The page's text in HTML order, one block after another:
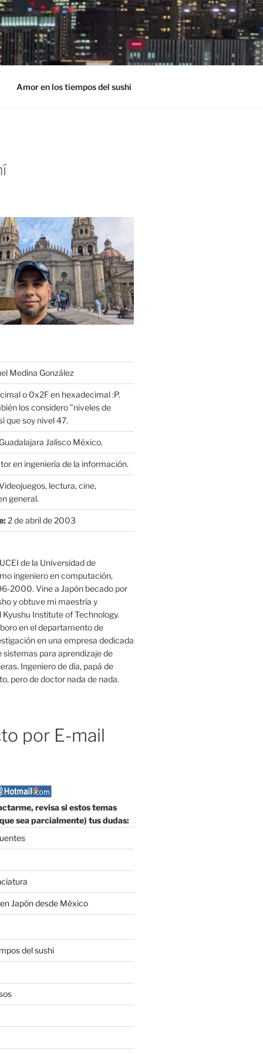
Amor en los tiempos del sushi
Medina González
o 0x2F en hexadecimal :P.
los considero "niveles de
que soy nivel 47.
Jalisco México.
en ingeniería de la información.
lectura, cine,
general.
2 de abril de 2003
de la Universidad de
ingeniero en computación,
2000. Vine a Japón becado por
y obtuve mi maestría y
Institute of Technology.
en el departamento de
en una empresa dedicada
sistemas para aprendizaje de
Ingeniero de día, papá de
pero de doctor nada de nada.
por E-mail
revisa si estos temas
sea parcialmente) tus dudas:
Japón desde México
del sushi